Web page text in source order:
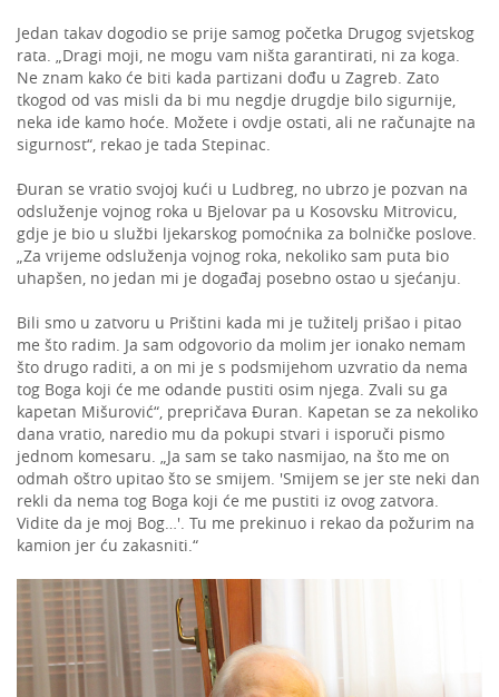
Jedan takav dogodio se prije samog početka Drugog svjetskog
rata. „Dragi moji, ne mogu vam ništa garantirati, ni za koga.
Ne znam kako će biti kada partizani dođu u Zagreb. Zato
tkogod od vas misli da bi mu negdje drugdje bilo sigurnije,
neka ide kamo hoće. Možete i ovdje ostati, ali ne računajte na
sigurnost“, rekao je tada Stepinac.
Đuran se vratio svojoj kući u Ludbreg, no ubrzo je pozvan na
odsluženje vojnog roka u Bjelovar pa u Kosovsku Mitrovicu,
gdje je bio u službi ljekarskog pomoćnika za bolničke poslove.
„Za vrijeme odsluženja vojnog roka, nekoliko sam puta bio
uhapšen, no jedan mi je događaj posebno ostao u sjećanju.
Bili smo u zatvoru u Prištini kada mi je tužitelj prišao i pitao
me što radim. Ja sam odgovorio da molim jer ionako nemam
što drugo raditi, a on mi je s podsmijehom uzvratio da nema
tog Boga koji će me odande pustiti osim njega. Zvali su ga
kapetan Mišurović“, prepričava Đuran. Kapetan se za nekoliko
dana vratio, naredio mu da pokupi stvari i isporuči pismo
jednom komesaru. „Ja sam se tako nasmijao, na što me on
odmah oštro upitao što se smijem. 'Smijem se jer ste neki dan
rekli da nema tog Boga koji će me pustiti iz ovog zatvora.
Vidite da je moj Bog…'. Tu me prekinuo i rekao da požurim na
kamion jer ću zakasniti.“